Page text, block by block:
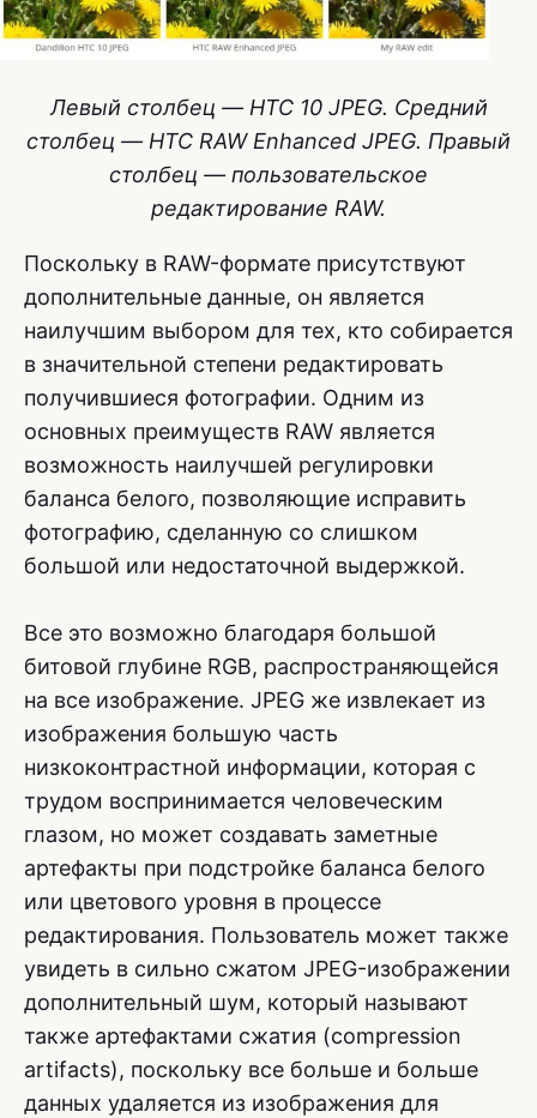
Левый столбец — HTC 10 JPEG. Средний
столбец — HTC RAW Enhanced JPEG. Правый
столбец — пользовательское
редактирование RAW.
Поскольку в RAW-формате присутствуют
дополнительные данные, он является
наилучшим выбором для тех, кто собирается
в значительной степени редактировать
получившиеся фотографии. Одним из
основных преимуществ RAW является
возможность наилучшей регулировки
баланса белого, позволяющие исправить
фотографию, сделанную со слишком
большой или недостаточной выдержкой.
Все это возможно благодаря большой
битовой глубине RGB, распространяющейся
на все изображение. JPEG же извлекает из
изображения большую часть
низкоконтрастной информации, которая с
трудом воспринимается человеческим
глазом, но может создавать заметные
артефакты при подстройке баланса белого
или цветового уровня в процессе
редактирования. Пользователь может также
увидеть в сильно сжатом JPEG-изображении
дополнительный шум, который называют
также артефактами сжатия (compression
artifacts), поскольку все больше и больше
данных удаляется из изображения для